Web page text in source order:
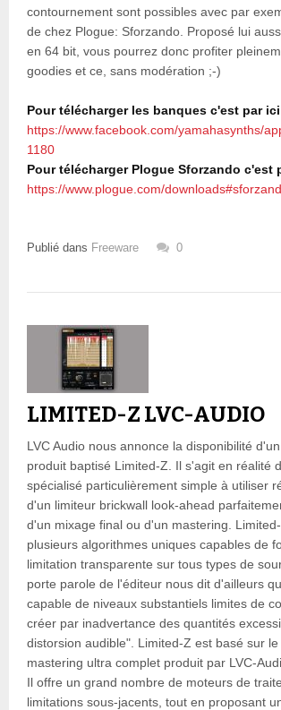
contournement sont possibles avec par
de chez Plogue: Sforzando. Proposé lui
en 64 bit, vous pourrez donc profiter
goodies et ce, sans modération ;-)
Pour télécharger les banques c'est par
https://www.facebook.com/yamahasynths/
1180
Pour télécharger Plogue Sforzando c'est
https://www.plogue.com/
Publié dans Freeware 0
LIMITED-Z LVC-AUDIO
LVC Audio nous annonce la disponibilité
produit baptisé Limited-Z. Il s'agit en réalité
spécialisé particulièrement simple à utiliser
d'un limiteur brickwall look-ahead
d'un mixage final ou d'un mastering.
plusieurs algorithmes uniques capables de
limitation transparente sur tous types de
porte parole de l'éditeur nous dit d'ailleurs
capable de niveaux substantiels limites de
créer par inadvertance des quantités
distorsion audible". Limited-Z est basé sur
mastering ultra complet produit par LVC-
Il offre un grand nombre de moteurs de
limitations sous-jacents, tout en proposant